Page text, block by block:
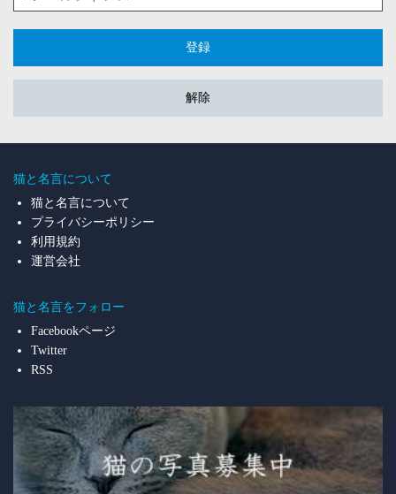
登録
解除
猫と名言について
猫と名言について
プライバシーポリシー
利用規約
運営会社
猫と名言をフォロー
Facebookページ
Twitter
RSS